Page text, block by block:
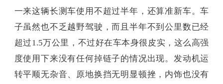
一来这辆长测车使用不超过半年，还算准新车。车
子虽然也不乏越野驾驶，而且半年不到公里数已经
超过1.5万公里，不过好在车本身很皮实，这么高强
度使用下来没有任何掉链子的情况出现。发动机运
转平顺无杂音、原地换挡无明显顿挫，内饰也没有